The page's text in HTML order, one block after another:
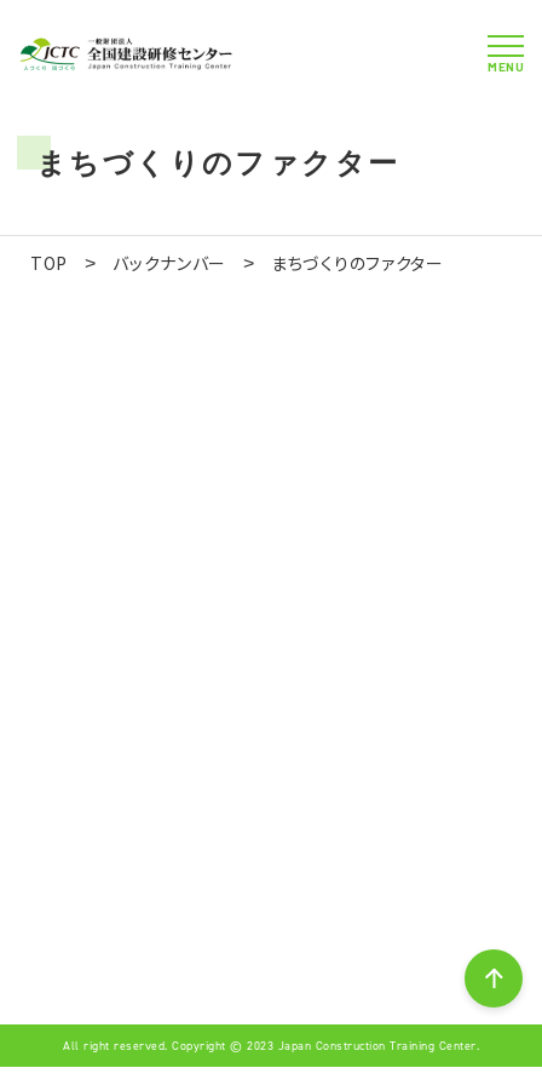
MENU
まちづくりのファクター
TOP > バックナンバー > まちづくりのファクター
All right reserved. Copyright © 2023 Japan Construction Training Center.